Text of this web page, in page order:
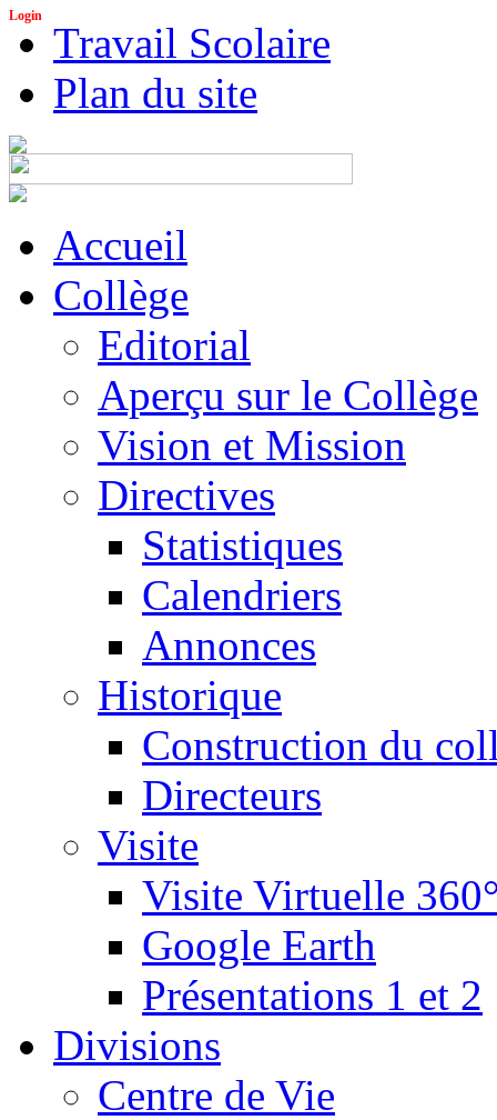
Login
Travail Scolaire
Plan du site
Accueil
Collège
Editorial
Aperçu sur le Collège
Vision et Mission
Directives
Statistiques
Calendriers
Annonces
Historique
Construction du
Directeurs
Visite
Visite Virtuelle
Google Earth
Présentations 1 et 2
Divisions
Centre de Vie